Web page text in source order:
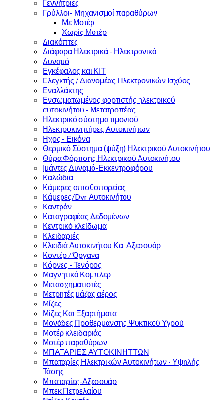
Γεννήτριες
Γρύλλοι- Μηχανισμοί παραθύρων
Με Μοτέρ
Χωρίς Μοτέρ
Διακόπτες
Διάφορα Ηλεκτρικά - Ηλεκτρονικά
Δυναμό
Εγκέφαλος και ΚΙΤ
Ελεγκτής / Διανομέας Ηλεκτρονικών Ισχύος
Εναλλάκτης
Ενσωματωμένος φορτιστής ηλεκτρικού
αυτοκινήτου - Μετατροπέας
Ηλεκτρικό σύστημα τιμονιού
Ηλεκτροκινητήρες Αυτοκινήτων
Ηχος - Εικόνα
Θερμικό Σύστημα (ψύξη) Ηλεκτρικού Αυτοκινήτου
Θύρα Φόρτισης Ηλεκτρικού Αυτοκινήτου
Ιμάντες Δυναμό-Εκκεντροφόρου
Καλώδια
Κάμερες οπισθοπορείας
Κάμερες/Dvr Αυτοκινήτου
Καντράν
Καταγραφέας Δεδομένων
Κεντρικό κλείδωμα
Κλειδαριές
Κλειδιά Αυτοκινήτου Και Αξεσουάρ
Κοντέρ / Όργανα
Κόρνες - Τενόρος
Μαγνητικά Κομπλερ
Μετασχηματιστές
Μετρητές μάζας αέρος
Μίζες
Μίζες Και Εξαρτήματα
Μονάδες Προθέρμανσης Ψυκτικού Υγρού
Μοτέρ κλειδαριάς
Μοτέρ παραθύρων
ΜΠΑΤΑΡΙΕΣ ΑΥΤΟΚΙΝΗΤΤΩΝ
Μπαταρίες Ηλεκτρικών Αυτοκινήτων - Υψηλής
Τάσης
Μπαταρίες-Αξεσουάρ
Μπεκ Πετρελαίου